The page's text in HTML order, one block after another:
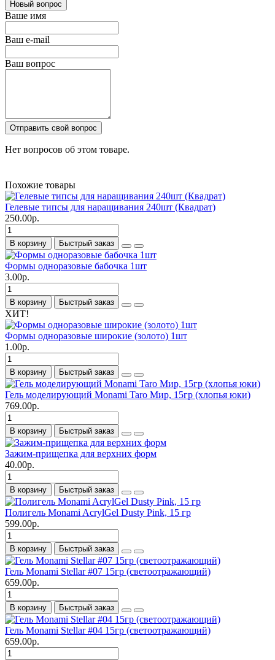
Новый вопрос
Ваше имя
Ваш e-mail
Ваш вопрос
Отправить свой вопрос
Нет вопросов об этом товаре.
Похожие товары
Гелевые типсы для наращивания 240шт (Квадрат)
250.00р.
В корзину Быстрый заказ
Формы одноразовые бабочка 1шт
3.00р.
В корзину Быстрый заказ
ХИТ!
Формы одноразовые широкие (золото) 1шт
1.00р.
В корзину Быстрый заказ
Гель моделирующий Monami Taro Мир, 15гр (хлопья юки)
769.00р.
В корзину Быстрый заказ
Зажим-прищепка для верхних форм
40.00р.
В корзину Быстрый заказ
Полигель Monami AcrylGel Dusty Pink, 15 гр
599.00р.
В корзину Быстрый заказ
Гель Monami Stellar #07 15гр (светоотражающий)
659.00р.
В корзину Быстрый заказ
Гель Monami Stellar #04 15гр (светоотражающий)
659.00р.